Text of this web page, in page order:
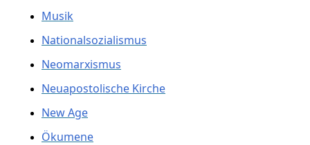
Musik
Nationalsozialismus
Neomarxismus
Neuapostolische Kirche
New Age
Ökumene